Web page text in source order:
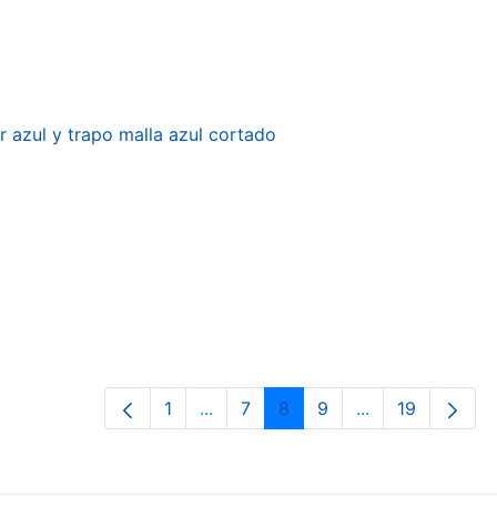
azul y trapo malla azul cortado
Página
1 ...Páginas intermedias Use TAB
Página
7 Página
8 Página
9 ...PáginasPágina
19